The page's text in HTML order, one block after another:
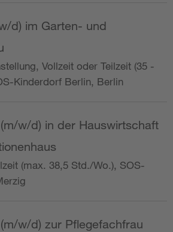
d) im Garten- und
Vollzeit oder Teilzeit (35 -
Kinderdorf Berlin, Berlin
w/d) in der Hauswirtschaft
(max. 38,5 Std./Wo.), SOS-
w/d) zur Pflegefachfrau